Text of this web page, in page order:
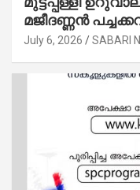
മജീദണ്ണൻ
July 6, 2026 SABARI